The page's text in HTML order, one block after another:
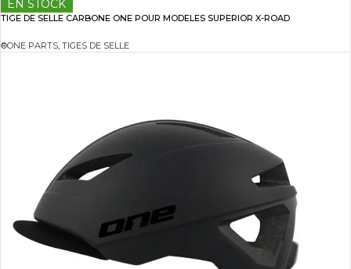
EN STOCK
TIGE DE SELLE CARBONE ONE POUR MODELES SUPERIOR X-ROAD
®ONE PARTS, TIGES DE SELLE